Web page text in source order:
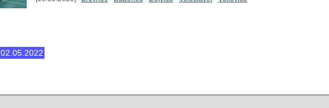
02.05.2022